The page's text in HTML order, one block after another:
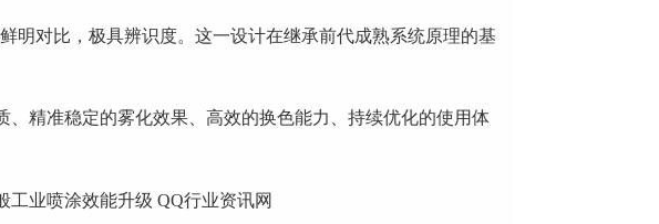
对比，极具辨识度。这一设计在继承前代成熟系统原理的基
精准稳定的雾化效果、高效的换色能力、持续优化的使用体